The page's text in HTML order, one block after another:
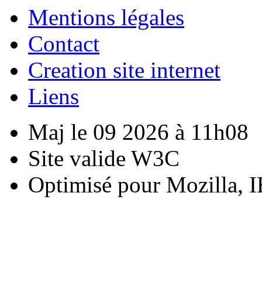
Mentions légales
Contact
Creation site internet
Liens
Maj le 09 2026 à 11h08
Site valide W3C
Optimisé pour Mozilla,